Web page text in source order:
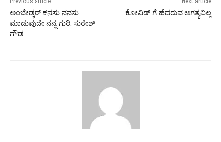
ಅಂಬೇಡ್ಕರ್ ಕನಸು ನನಸು
ಮಾಡುವುದೇ ನನ್ನ ಗುರಿ: ಸುರೇಶ್
ಗೌಡ
ಕೋವಿಡ್ ಗೆ ಹೆದರುವ ಅಗತ್ಯವಿಲ್ಲ